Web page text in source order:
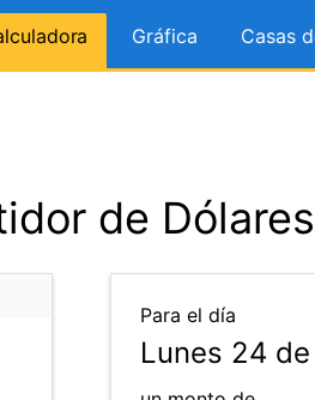
Gráfica Casas
de Dólares
Para el día
Lunes 24